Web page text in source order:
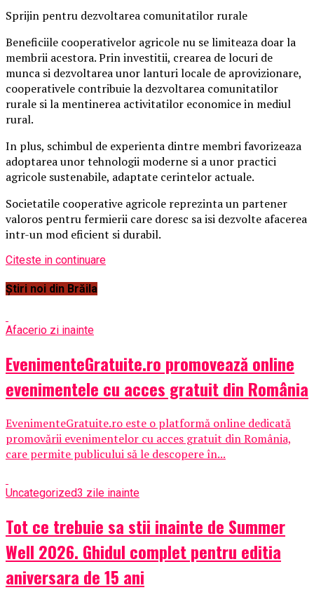
Sprijin pentru dezvoltarea comunitatilor rurale
Beneficiile cooperativelor agricole nu se limiteaza doar la
membrii acestora. Prin investitii, crearea de locuri de
munca si dezvoltarea unor lanturi locale de aprovizionare,
cooperativele contribuie la dezvoltarea comunitatilor
rurale si la mentinerea activitatilor economice in mediul
rural.
In plus, schimbul de experienta dintre membri favorizeaza
adoptarea unor tehnologii moderne si a unor practici
agricole sustenabile, adaptate cerintelor actuale.
Societatile cooperative agricole reprezinta un partener
valoros pentru fermierii care doresc sa isi dezvolte afacerea
intr-un mod eficient si durabil.
Citeste in continuare
Știri noi din Brăila
Afacerio zi inainte
EvenimenteGratuite.ro promovează online
evenimentele cu acces gratuit din România
EvenimenteGratuite.ro este o platformă online dedicată
promovării evenimentelor cu acces gratuit din România,
care permite publicului să le descopere în...
Uncategorized3 zile inainte
Tot ce trebuie sa stii inainte de Summer
Well 2026. Ghidul complet pentru editia
aniversara de 15 ani